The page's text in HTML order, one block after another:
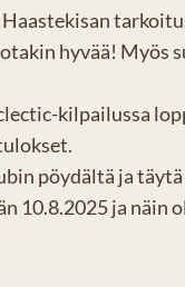
hyvää! Myös
kilpailussa
pöydältä ja täytä
10.8.2025 ja näin